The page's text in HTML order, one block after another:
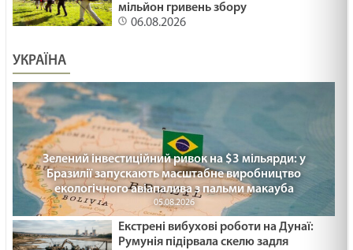
мільйон гривень збору
06.08.2026
УКРАЇНА
Зелений інвестиційний ривок на $3 мільярди: у
Бразилії запускають масштабне виробництво
екологічного авіапалива з пальми макауба
05.08.2026
Екстрені вибухові роботи на Дунаї:
Румунія підірвала скелю задля